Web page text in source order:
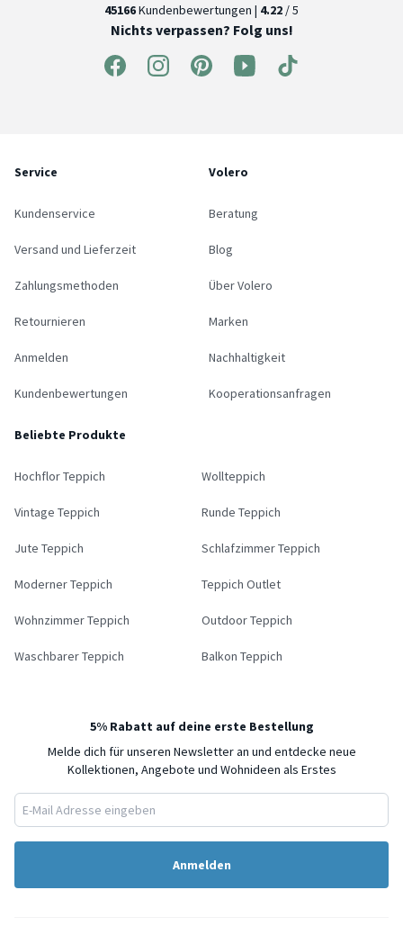
45166Kundenbewertungen | 4.22 / 5
Nichts verpassen? Folg uns!
Service
Kundenservice
Versand und Lieferzeit
Zahlungsmethoden
Retournieren
Anmelden
Kundenbewertungen
Volero
Beratung
Blog
Über Volero
Marken
Nachhaltigkeit
Kooperationsanfragen
Beliebte Produkte
Hochflor Teppich Wollteppich
Vintage Teppich Runde Teppich
Jute Teppich Schlafzimmer Teppich
Moderner Teppich Teppich Outlet
Wohnzimmer Teppich Outdoor Teppich
Waschbarer Teppich Balkon Teppich
5% Rabatt auf deine erste Bestellung
Melde dich für unseren Newsletter an und entdecke neue
Kollektionen, Angebote und Wohnideen als Erstes
Anmelden